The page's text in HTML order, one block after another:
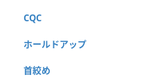
CQC
ホールドアップ
首絞め